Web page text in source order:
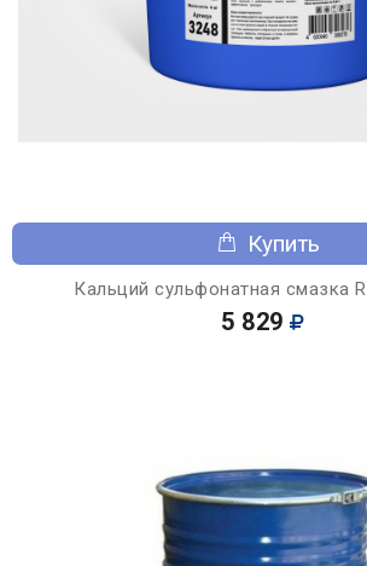
Купить
Кальций сульфонатная смазка
5 829